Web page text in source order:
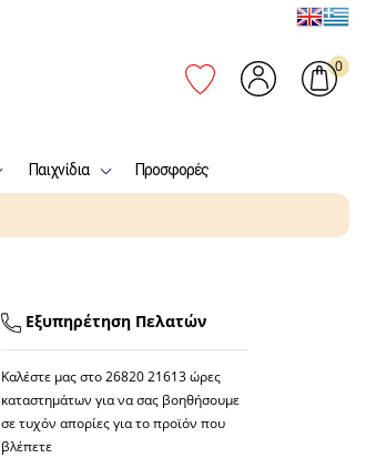
0
Παιχνίδια Προσφορές
Εξυπηρέτηση Πελατών
Καλέστε μας στο26820 21613ώρες
καταστημάτων για να σας βοηθήσουμε
σε τυχόν απορίες για το προϊόν που
βλέπετε